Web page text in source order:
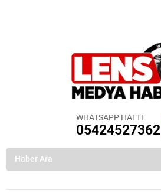
WHATSAPP HATTI
05424527362